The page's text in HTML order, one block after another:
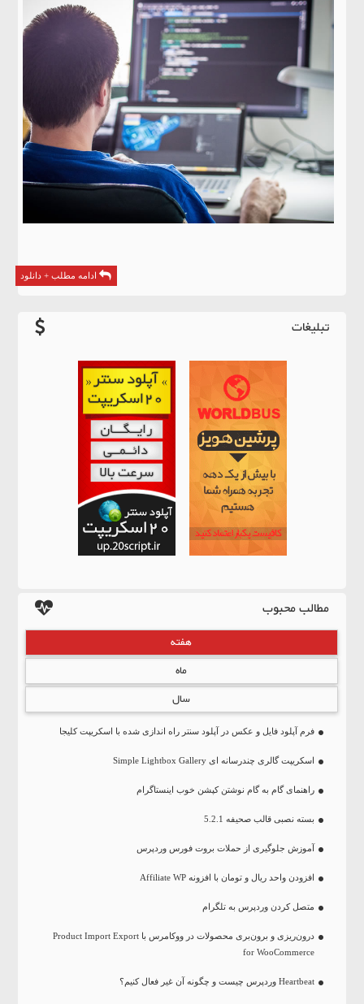
ادامه مطلب + دانلود
تبلیغات
مطالب محبوب
هفته
ماه
سال
فرم آپلود فایل و عکس در آپلود سنتر راه اندازی شده با اسکریپت کلیجا
اسکریپت گالری چندرسانه ای Simple Lightbox Gallery
راهنمای گام به گام نوشتن کپشن خوب اینستاگرام
بسته نصبی قالب صحیفه 5.2.1
آموزش جلوگیری از حملات بروت فورس وردپرس
افزودن واحد ریال و تومان با افزونه Affiliate WP
متصل کردن وردپرس به تلگرام
درون‌ریزی و برون‌بری محصولات در ووکامرس با Product Import Export
for WooCommerce
Heartbeat وردپرس چیست و چگونه آن غیر فعال کنیم؟